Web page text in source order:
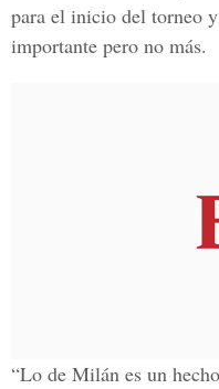
para el inicio del torneo
importante pero no más.
“Lo de Milán es un